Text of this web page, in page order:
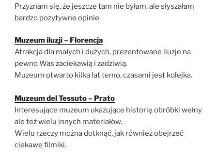
Przyznam się, że jeszcze tam nie byłam, ale słyszałam
bardzo pozytywne opinie.
Muzeum iluzji – Florencja
Atrakcja dla małych i dużych, prezentowane iluzje na
pewno Was zaciekawią i zadziwią.
Muzeum otwarto kilka lat temo, czasami jest kolejka.
Muzeum del Tessuto – Prato
Interesujące muzeum ukazujące historię obróbki wełny
ale też wielu innych materiałów.
Wielu rzeczy można dotknąć, jak również obejrzeć
ciekawe filmiki.